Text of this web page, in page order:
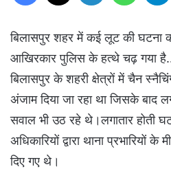
बिलासपुर शहर में कई लूट की घटना
आखिरकार पुलिस के हत्थे चढ़ गया
बिलासपुर के शहरी क्षेत्रों में चैन
अंजाम दिया जा रहा था जिसके बाद
सवाल भी उठ रहे थे।लगातार होती
अधिकारियों द्वारा थाना प्रभारियों के
दिए गए थे।